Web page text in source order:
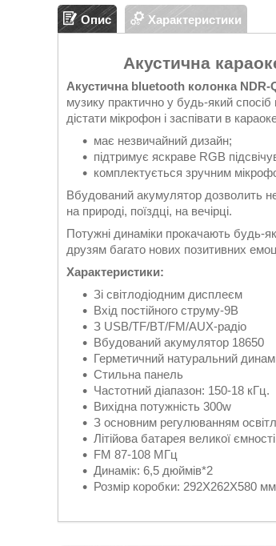
Опис Характеристики
Акустична
Акустична bluetooth колонка NDR-
музику практично у будь-який
дістати мікрофон і заспівати в
має незвичайний дизайн;
підтримує яскраве RGB
комплектується зручним
Вбудований акумулятор дозволить
на природі, поїздці, на вечірці.
Потужні динаміки прокачають будь-
друзям багато нових позитивних
Характеристики:
Зі світлодіодним дисплеєм
Вхід постійного струму-9В
З USB/TF/BT/FM/AUX-радіо
Вбудований акумулятор 18650
Герметичний натуральний
Стильна панель
Частотний діапазон: 150-18 кГц.
Вихідна потужність 300w
З основним регулюванням
Літійова батарея великої
FM 87-108 МГц
Динамік: 6,5 дюймів*2
Розмір коробки: 292Х262Х580